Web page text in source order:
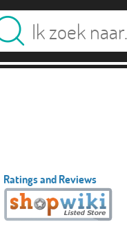
Ratings and Reviews